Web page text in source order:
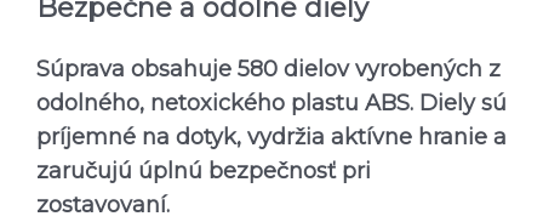
Bezpečné a odolné diely
Súprava obsahuje 580 dielov vyrobených z
odolného, netoxického plastu ABS. Diely sú
príjemné na dotyk, vydržia aktívne hranie a
zaručujú úplnú bezpečnosť pri
zostavovaní.